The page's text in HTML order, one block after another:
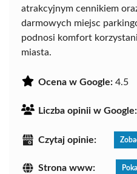
atrakcyjnym cennikiem
darmowych miejsc
podnosi komfort
miasta.
Ocena w Google: 4.5
Liczba opinii w Google:
Czytaj opinie:
Strona www: